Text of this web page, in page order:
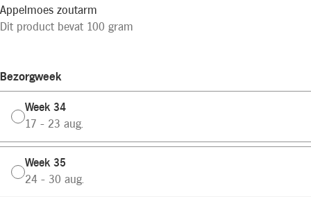
Appelmoes zoutarm
Dit product bevat 100 gram
Bezorgweek
Week 34
17 - 23 aug.
Week 35
24 - 30 aug.